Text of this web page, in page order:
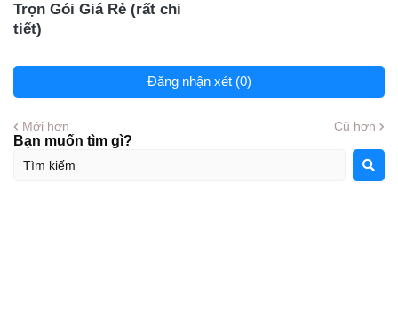
Trọn Gói Giá Rẻ (rất chi
tiết)
Đăng nhận xét (0)
Mới hơn Cũ hơn
Bạn muốn tìm gì?